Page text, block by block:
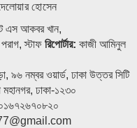
বরাদ্দে অনিয়ম: সেই সুব্রত
পরিচালক প্রশাসনের গাড়ি
আবার ফিরে আসার তদবির
অভিনেত্রী স্নিগ্ধা
হস্তক্ষেপে জামিন
গোয়েন্দা সংস্থা কর্তৃক বিশেষ
হোসেন
এস আকবর খান,
স্টাফ রিপোর্টার: কাজী আমিনুল
৯৬ নম্বর ওয়ার্ড, ঢাকা উত্তর সিটি
মহানগর, ঢাকা-১২৩০